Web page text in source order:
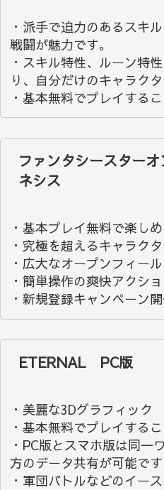
・派手で迫力のあるスキ
戦闘が魅力です。
・スキル特性、ルーン特
り、自分だけのキャラク
・基本無料でプレイするこ
ファンタシースター
ネシス
・基本プレイ無料で楽し
・究極を超えるキャラク
・広大なオープンフィー
・簡単操作の爽快アクシ
・新規登録キャンペーン
ETERNAL PC版
・美麗な3Dグラフィック
・基本無料でプレイする
・PC版とスマホ版は同一
方のデータ共有が可能です
・軍団バトルなどのイー